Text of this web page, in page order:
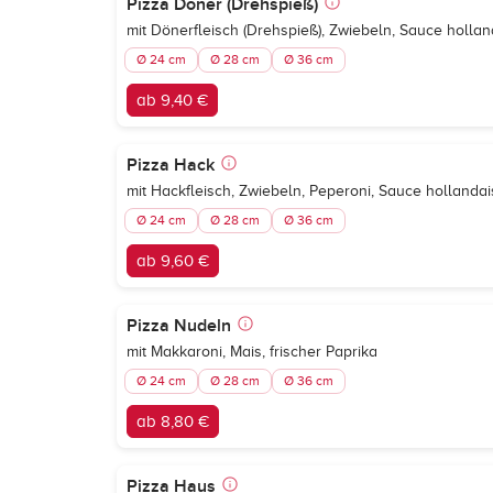
Pizza Döner (Drehspieß)
mit Dönerfleisch (Drehspieß), Zwiebeln, Sauce
Ø 24 cm Ø 28 cm Ø 36 cm
ab 9,40 €
Pizza Hack
mit Hackfleisch, Zwiebeln, Peperoni, Sauce
Ø 24 cm Ø 28 cm Ø 36 cm
ab 9,60 €
Pizza Nudeln
mit Makkaroni, Mais, frischer Paprika
Ø 24 cm Ø 28 cm Ø 36 cm
ab 8,80 €
Pizza Haus